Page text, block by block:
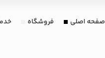
صفحه اصلی فروشگاه